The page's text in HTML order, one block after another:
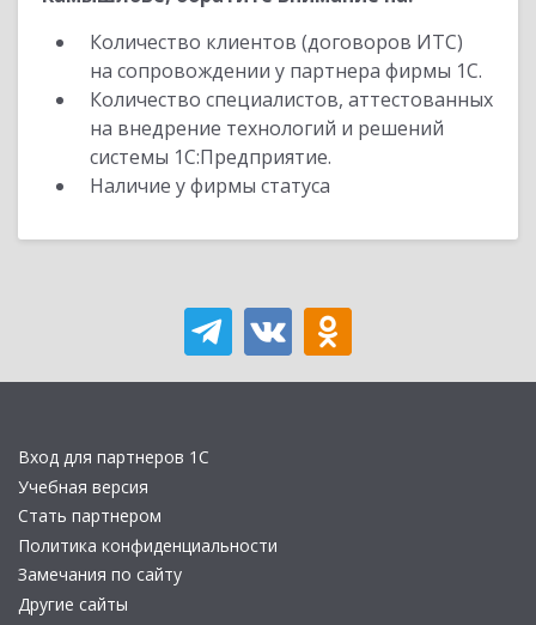
Количество клиентов (договоров ИТС)
на сопровождении у партнера фирмы 1С.
Количество специалистов, аттестованных
на внедрение технологий и решений
системы 1С:Предприятие.
Наличие у фирмы статуса
Вход для партнеров 1С
Учебная версия
Стать партнером
Политика конфиденциальности
Замечания по сайту
Другие сайты